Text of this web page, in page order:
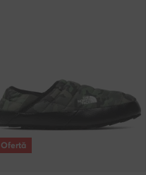
Ofertă